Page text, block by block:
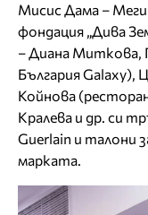
Мисис Дама –
фондация „Дива
– Диана Миткова,
България Galaxy),
Койнова
Кралева и др. си
Guerlain и талони
марката.